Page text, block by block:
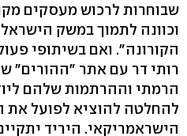
שבוחרות לרכוש מעסקים
וכוונה לתמוך במשק
הקורונה". ואם בשיתופי
רותי דר עם אתר "ההורים"
הרמתי וההרתמות שלהם
להחלטה להוציא לפועל את